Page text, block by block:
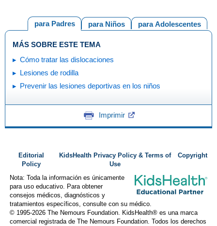
para Adolescentes
para Niños
para Padres
MÁS SOBRE ESTE TEMA
Cómo tratar las dislocaciones
Lesiones de rodilla
Prevenir las lesiones deportivas en los niños
Imprimir
Editorial
Policy
KidsHealth Privacy Policy & Terms of
Use
Copyright
Nota: Toda la información es únicamente
para uso educativo. Para obtener
consejos médicos, diagnósticos y
tratamientos específicos, consulte con su médico.
© 1995-2026 The Nemours Foundation. KidsHealth® es una marca
comercial registrada de The Nemours Foundation. Todos los derechos